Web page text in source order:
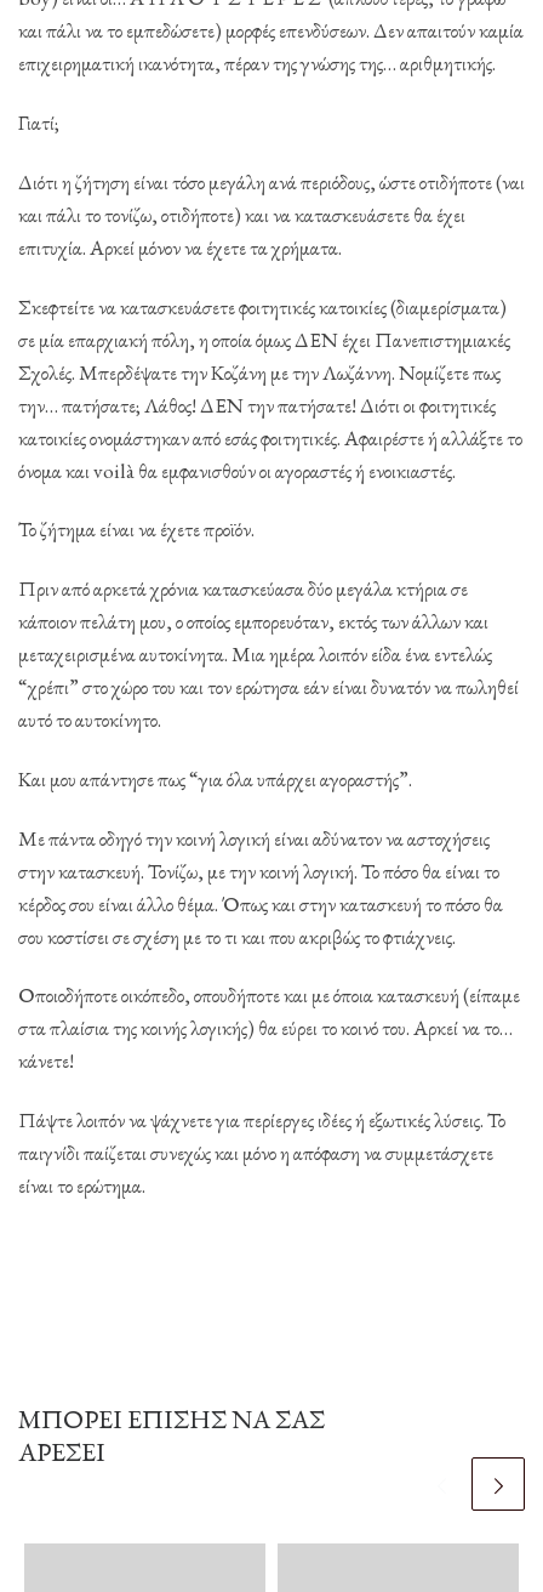
και πάλι να το εμπεδώσετε) μορφές επενδύσεων. Δεν απαιτούν καμία
επιχειρηματική ικανότητα, πέραν της γνώσης της… αριθμητικής.
Γιατί;
Διότι η ζήτηση είναι τόσο μεγάλη ανά περιόδους, ώστε οτιδήποτε (ναι
και πάλι το τονίζω, οτιδήποτε) και να κατασκευάσετε θα έχει
επιτυχία. Αρκεί μόνον να έχετε τα χρήματα.
Σκεφτείτε να κατασκευάσετε φοιτητικές κατοικίες (διαμερίσματα)
σε μία επαρχιακή πόλη, η οποία όμως ΔΕΝ έχει Πανεπιστημιακές
Σχολές. Μπερδέψατε την Κοζάνη με την Λωζάννη. Νομίζετε πως
την… πατήσατε; Λάθος! ΔΕΝ την πατήσατε! Διότι οι φοιτητικές
κατοικίες ονομάστηκαν από εσάς φοιτητικές. Αφαιρέστε ή αλλάξτε το
όνομα και voilà θα εμφανισθούν οι αγοραστές ή ενοικιαστές.
Το ζήτημα είναι να έχετε προϊόν.
Πριν από αρκετά χρόνια κατασκεύασα δύο μεγάλα κτήρια σε
κάποιον πελάτη μου, ο οποίος εμπορευόταν, εκτός των άλλων και
μεταχειρισμένα αυτοκίνητα. Μια ημέρα λοιπόν είδα ένα εντελώς
“χρέπι” στο χώρο του και τον ερώτησα εάν είναι δυνατόν να πωληθεί
αυτό το αυτοκίνητο.
Και μου απάντησε πως “για όλα υπάρχει αγοραστής”.
Με πάντα οδηγό την κοινή λογική είναι αδύνατον να αστοχήσεις
στην κατασκευή. Τονίζω, με την κοινή λογική. Το πόσο θα είναι το
κέρδος σου είναι άλλο θέμα. Όπως και στην κατασκευή το πόσο θα
σου κοστίσει σε σχέση με το τι και που ακριβώς το φτιάχνεις.
Οποιοδήποτε οικόπεδο, οπουδήποτε και με όποια κατασκευή (είπαμε
στα πλαίσια της κοινής λογικής) θα εύρει το κοινό του. Αρκεί να το…
κάνετε!
Πάψτε λοιπόν να ψάχνετε για περίεργες ιδέες ή εξωτικές λύσεις. Το
παιγνίδι παίζεται συνεχώς και μόνο η απόφαση να συμμετάσχετε
είναι το ερώτημα.
ΜΠΟΡΕΊ ΕΠΊΣΗΣ ΝΑ ΣΑΣ
ΑΡΈΣΕΙ